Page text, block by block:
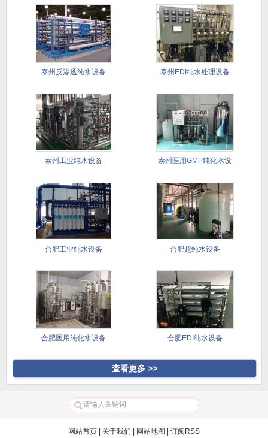
泰州反渗透纯水设备 泰州EDI纯水处理设备
泰州工业纯水设备 泰州医用GMP纯化水设
合肥工业纯水设备 合肥超纯水设备
合肥医用纯化水设备 合肥EDI纯水设备
查看更多 >>
网站首页 关于我们 网站地图 订阅RSS